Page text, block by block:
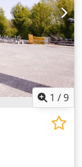
996 mm
com os
Toyota
Outros
1 /9